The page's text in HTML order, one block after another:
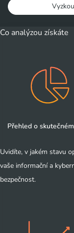
Co analýzou získáte
Přehled o
Uvidíte, v jakém stavu
vaše informační a
bezpečnost.